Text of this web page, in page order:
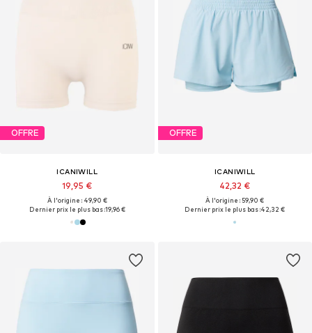
OFFRE
ICANIWILL
19,95 €
À l'origine : 49,90 €
Dernier prix le plus bas :19,96 €
OFFRE
ICANIWILL
42,32 €
À l'origine : 59,90 €
Dernier prix le plus bas :42,32 €